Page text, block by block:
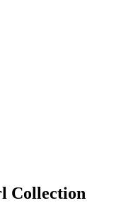
Collection